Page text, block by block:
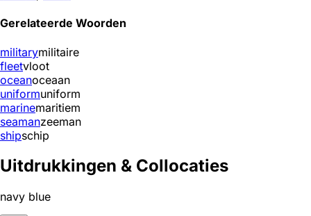
Gerelateerde Woorden
militarymilitaire
fleetvloot
oceanoceaan
uniformuniform
marinemaritiem
seamanzeeman
shipschip
Uitdrukkingen & Collocaties
navy blue